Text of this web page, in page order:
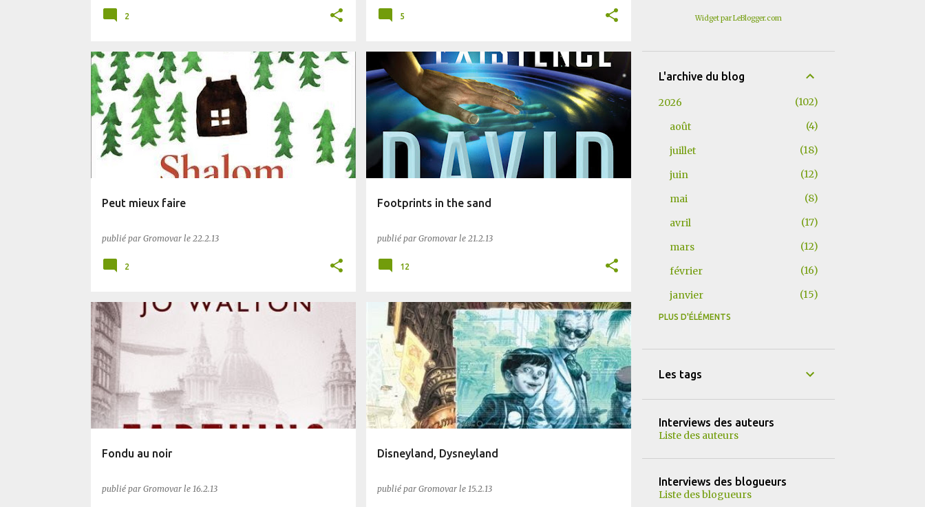
2 5
Peut mieux faire
publié par Gromovar le 22.2.13
AUTRES
2
Footprints in the sand
publié par Gromovar le 21.2.13
BLUFFANT PLANÈTE SF SF
12
Fondu au noir
publié par Gromovar le 16.2.13
BLUFFANT
Disneyland, Dysneyland
publié par Gromovar le 15.2.13
BD BLUFFANT DYSTOPIE PLANÈTE SF
Widget par LeBlogger.com
L'archive du blog
2026
102
août
4
juillet
18
juin
12
mai
8
avril
17
mars
12
février
16
janvier
15
2025
novembre
septembre
août
13
juin
PLUS D'ÉLÉMENTS
Les tags
Interviews des auteurs
Liste des auteurs
Interviews des blogueurs
Liste des blogueurs